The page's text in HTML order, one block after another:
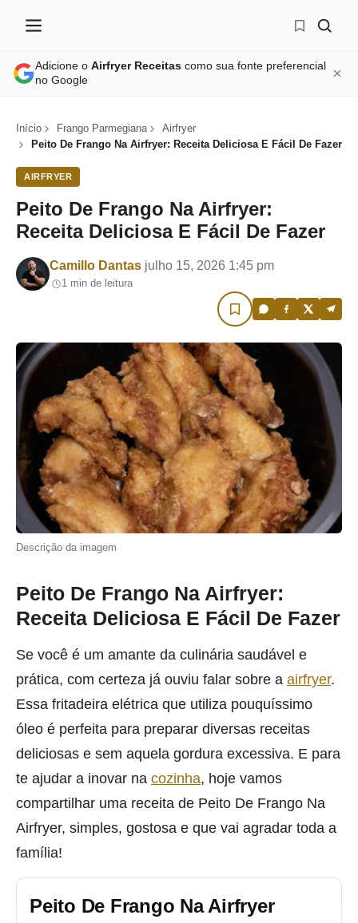
Adicione o Airfryer Receitas como sua fonte preferencial
no Google
Início Frango Parmegiana
Airfryer
Peito De Frango Na Airfryer: Receita Deliciosa E Fácil De Fazer
AIRFRYER
Peito De Frango Na Airfryer:
Receita Deliciosa E Fácil De Fazer
Por
Camillo Dantas julho 15, 2026 1:45 pm
1 min de leitura
Descrição da imagem
Peito De Frango Na Airfryer:
Receita Deliciosa E Fácil De Fazer
Se você é um amante da culinária saudável e
prática, com certeza já ouviu falar sobre a airfryer.
Essa fritadeira elétrica que utiliza pouquíssimo
óleo é perfeita para preparar diversas receitas
deliciosas e sem aquela gordura excessiva. E para
te ajudar a inovar na cozinha, hoje vamos
compartilhar uma receita de Peito De Frango Na
Airfryer, simples, gostosa e que vai agradar toda a
família!
Peito De Frango Na Airfryer